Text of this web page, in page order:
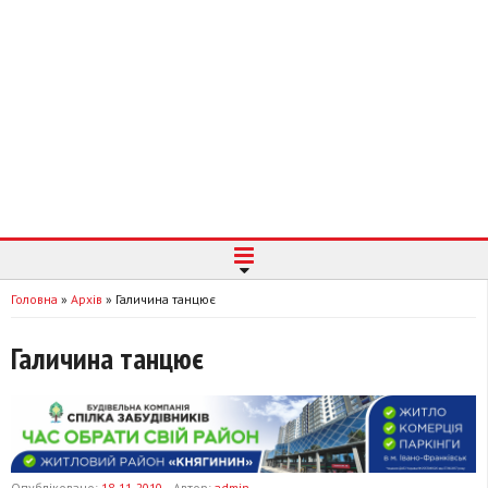
Головна » Архів » Галичина танцює
Галичина танцює